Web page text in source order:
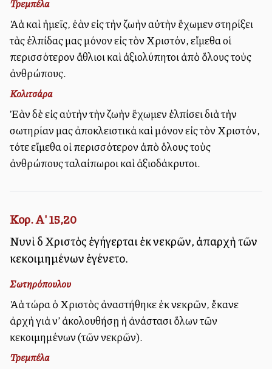
Τρεμπέλα
Ἀλλὰ καὶ ἡμεῖς, ἐὰν εἰς τὴν ζωὴν αὐτὴν ἔχωμεν στηρίξει
τὰς ἐλπίδας μας μόνον εἰς τὸν Χριστόν, εἴμεθα οἱ
περισσότερον ἄθλιοι καὶ ἀξιολύπητοι ἀπὸ ὅλους τοὺς
ἀνθρώπους.
Κολιτσάρα
Ἐὰν δὲ εἰς αὐτὴν τὴν ζωὴν ἔχωμεν ἐλπίσει διὰ τὴν
σωτηρίαν μας ἀποκλειστικὰ καὶ μόνον εἰς τὸν Χριστόν,
τότε εἴμεθα οἱ περισσότερον ἀπὸ ὅλους τοὺς
ἀνθρώπους ταλαίπωροι καὶ ἀξιοδάκρυτοι.
Κορ. Α' 15,20
Νυνὶ δὲ Χριστὸς ἐγήγερται ἐκ νεκρῶν, ἀπαρχὴ τῶν
κεκοιμημένων ἐγένετο.
Σωτηρόπουλου
Ἀλλὰ τώρα ὁ Χριστὸς ἀναστήθηκε ἐκ νεκρῶν, ἔκανε
ἀρχὴ γιὰ ν’ ἀκολουθήσῃ ἡ ἀνάστασι ὅλων τῶν
κεκοιμημένων (τῶν νεκρῶν).
Τρεμπέλα